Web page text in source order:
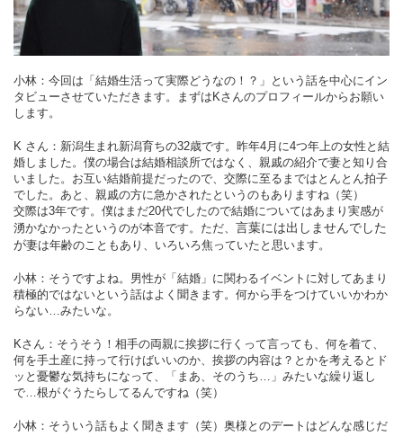
小林：今回は「結婚生活って実際どうなの！？」という話を中心にイン
タビューさせていただきます。
まずはKさんのプロフィールからお願い
します。
K さん：新潟生まれ新潟育ちの32歳です。昨年4月に4つ年上の女性と結
婚しました。 僕の場合は結婚相談所ではなく、親戚の紹介で妻と知り合
いました。お互い結婚前提だったので、交際に至るまではとんとん拍子
でした。 あと、親戚の方に急かされたというのもありますね（笑）
交際は3年です。僕はまだ20代でしたので結婚についてはあまり実感が
湧かなかったというのが本音です。 ただ、 言葉には出しませんでした
が妻は年齢のこともあり、いろいろ焦っていたと思います。
小林：そうですよね。男性が「結婚」に関わるイベントに対してあまり
積極的ではないという話はよく聞きます。 何から手をつけていいかわか
らない…みたいな。
Kさん：そうそう！相手の両親に挨拶に行くって言っても、何を着て、
何を手土産に持って行けばいいのか、挨拶の内容は？とかを考えると ド
ッと憂鬱な気持ちになって、「まあ、そのうち…」みたいな繰り返し
で…根がぐうたらしてるんですね（笑）
小林：そういう話もよく聞きます（笑） 奥様とのデートはどんな感じだ